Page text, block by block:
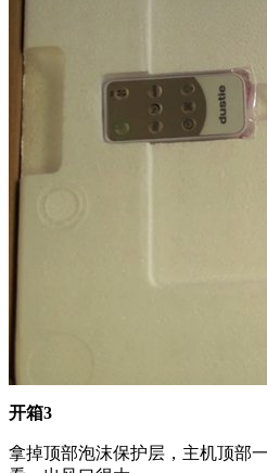
开箱3
拿掉顶部泡沫保护层，主机顶部